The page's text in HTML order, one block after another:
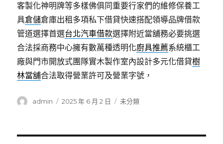
客製化神明牌等多樣佛俱同重要行家們的維修保養工
具倉儲倉庫出租多項私下借貸快速搭配領導品牌借款
管道選擇首選台北汽車借款選擇附近當舖務必要挑選
合法採商務中心擁有數萬種透明化廚具推薦系統櫃工
廠與門市開放式團隊實木製作室內設計多元化借貸樹
林當舖合法取得營業許可及營業字號，
作
admin
發
2025 年 6 月 2 日
分
未分類